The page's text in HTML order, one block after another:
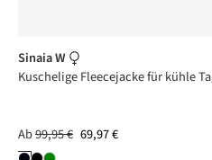
Sinaia W
Kuschelige Fleecejacke für kühle
Ab99,95 € 69,97 €